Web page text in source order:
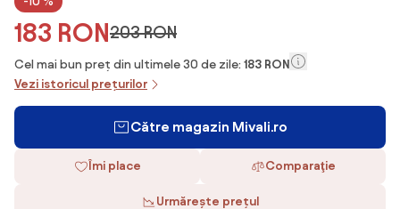
183 RON203 RON
Cel mai bun preț din ultimele 30 de zile: 183 RON
Vezi istoricul prețurilor
Către magazin Mivali.ro
Îmi place Comparaţie
Urmărește prețul